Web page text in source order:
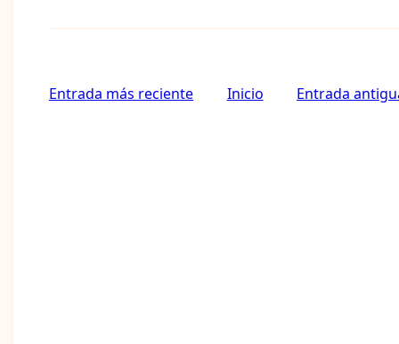
Entrada más reciente Entrada
Inicio